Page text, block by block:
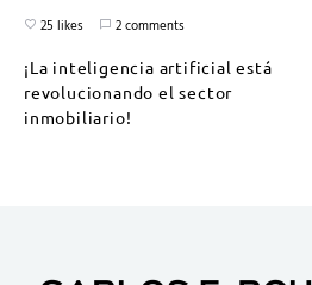
25 likes
2 comments
¡La inteligencia artificial está
revolucionando el sector
inmobiliario!